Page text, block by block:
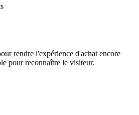
rendre l'expérience d'achat encore
pour reconnaître le visiteur.